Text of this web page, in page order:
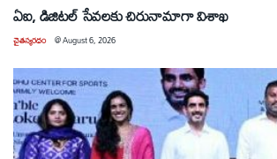
ఏఐ, డిజిటల్ సేవలకు చిరునామాగా విశాఖ
చైతన్యరధం @August 6, 2026